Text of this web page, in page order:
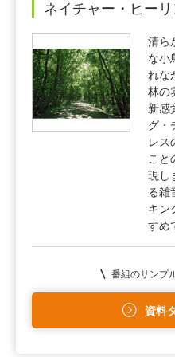
ネイチャー・ヒー
清ら
な小
れな
林の
新感
グ・
レス
こと
現し
る雑
キン
すめ
番組のサンプ
資料